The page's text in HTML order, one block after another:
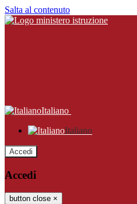
Salta al contenuto
Italiano
Italiano
Accedi
Accedi
button close ×